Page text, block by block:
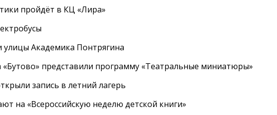
пройдёт в КЦ «Лира»
улицы Академика Понтрягина
представили программу «Театральные миниатюры»
запись в летний лагерь
на «Всероссийскую неделю детской книги»